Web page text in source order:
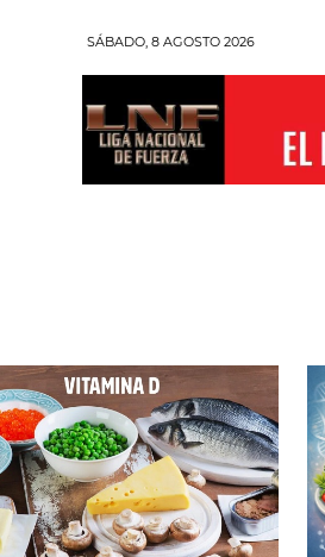
SÁBADO, 8 AGOSTO 2026